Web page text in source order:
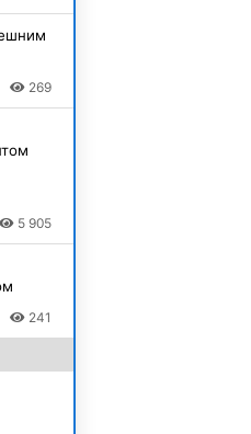
269
5 905
241